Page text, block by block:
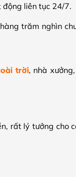
liên tục 24/7.
trăm nghìn
trời, nhà
rất lý tưởng cho